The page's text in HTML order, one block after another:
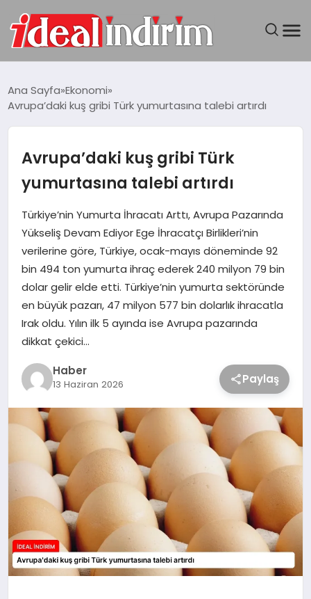
BILGISAYAR
DÜNYA
SEYAHAT
TEKNOLOJI
YAŞAM
Ana Sayfa Ekonomi
Avrupa’daki kuş gribi Türk yumurtasına talebi artırdı
Avrupa’daki kuş gribi Türk
yumurtasına talebi artırdı
Türkiye’nin Yumurta İhracatı Arttı, Avrupa Pazarında
Yükseliş Devam Ediyor Ege İhracatçı Birlikleri’nin
verilerine göre, Türkiye, ocak-mayıs döneminde 92
bin 494 ton yumurta ihraç ederek 240 milyon 79 bin
dolar gelir elde etti. Türkiye’nin yumurta sektöründe
en büyük pazarı, 47 milyon 577 bin dolarlık ihracatla
Irak oldu. Yılın ilk 5 ayında ise Avrupa pazarında
dikkat çekici…
Haber
13 Haziran 2026 Paylaş